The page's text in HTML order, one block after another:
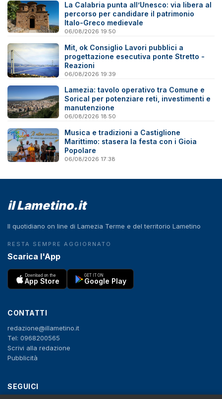
La Calabria punta all’Unesco: via libera al
percorso per candidare il patrimonio
Italo-Greco medievale
06/08/2026 19:50
Mit, ok Consiglio Lavori pubblici a
progettazione esecutiva ponte Stretto -
Reazioni
06/08/2026 19:39
Lamezia: tavolo operativo tra Comune e
Sorical per potenziare reti, investimenti e
manutenzione
06/08/2026 18:50
Musica e tradizioni a Castiglione
Marittimo: stasera la festa con i Gioia
Popolare
06/08/2026 17:38
il Lametino.it
Il quotidiano on line di Lamezia Terme e del territorio Lametino
RESTA SEMPRE AGGIORNATO
Scarica l'App
Download on the
App Store
GET IT ON
Google Play
CONTATTI
redazione@illametino.it
Tel: 0968200565
Scrivi alla redazione
Pubblicità
SEGUICI